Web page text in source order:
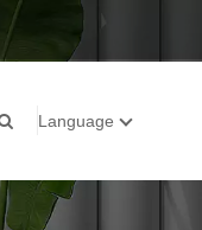
Language